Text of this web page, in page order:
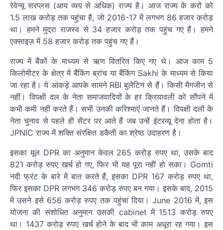
रेवेन्यू सरप्लस (आय व्यय से अधिक) राज्य है। आज राज्य के करों को
1.5 लाख करोड़ तक पहुंचा है, जो 2016-17 में लगभग 86 हजार करोड़
था। हमने मुद्रा राजस्व से 34 हजार करोड़ तक पहुंच गए हैं। हमने
एक्साइज़ में 58 हजार करोड़ तक पहुंच गए हैं।
राज्य में बैंकों के माध्यम से ऋण वितरित किए गए थे। आज काम 5
किलोमीटर के क्षेत्र में बैंकिंग ब्रांच या बैंकिंग Sakhi के माध्यम से किया
जा रहा है। ये आंकड़े आपके सामने RBI बुलेटिन से हैं। किसी मैगजीन से
नहीं। विपक्षी दल के नेता समाजवादियों के हर क्रियावली को सौंपने में
कभी कमी नहीं करते हैं। सभी उनकी करिश्माएं जानते हैं। विपक्षी दलों के
नेता चुनाव से पहले ही सेंटर पर आते हैं जब उन्हें इंटरव्यू देना होता है।
JPNIC राज्य में शक्ति संरक्षित डकैती का श्रेष्ठ उदाहरण है।
इसका मूल DPR का अनुमान केवल 265 करोड़ रुपए था, उसके बाद
821 करोड़ रुपए खर्च हो गए, फिर भी यह पूरा नहीं हो सका। Gomti
नदी फ्रंट के बारे में बात करते हैं, इसका DPR 167 करोड़ रुपए था,
फिर इसका DPR लगभग 346 करोड़ रुपए बन गया। इसके बाद, 2015
में उसने इसे 656 करोड़ रुपए तक पहुंचा दिया। June 2016 में, इस
योजना की संशोधित अनुमान उसकी cabinet में 1513 करोड़ रुपए
था। 1437 करोड़ रुपए खर्च होने के बाद भी काम अधूरा रह गया। इस